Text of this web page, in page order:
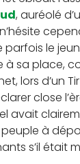
, auréolé
parfois le
à sa place,
lors d’un
close
avait
à
s’il était